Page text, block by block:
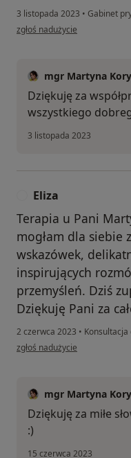
3 listopada 2023 • Gabinet
w opinii użytkownika Konto
zgłoś nadużycie
mgr Martyna
Dziękuję za
wszystkiego
3 listopada 2023
Eliza
Terapia u Pani
mogłam dla siebie
wskazówek,
inspirujących
przemyśleń. Dziś
Dziękuję Pani za
2 czerwca 2023 • Konsultacja
w opinii użytkownika Eliza
zgłoś nadużycie
mgr Martyna
Dziękuję za miłe
:)
15 czerwca 2023